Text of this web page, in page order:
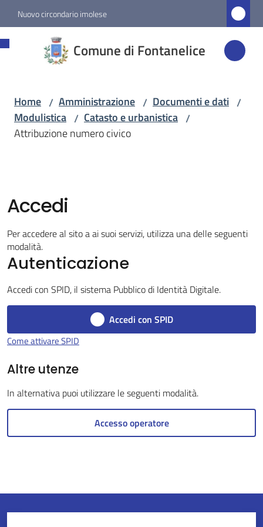
Vai al contenuto
Vai alla navigazione
Vai al footer
Nuovo circondario imolese
Comune di Fontanelice
Fontanelice
Amministrazione
Menu selezionato
Fontanelice
on-
line
gli
Home / Amministrazione / Documenti e dati /
Modulistica / Catasto e urbanistica /
Attribuzione numero civico
Accedi
Per accedere al sito a ai suoi servizi, utilizza una delle seguenti
modalità.
Autenticazione
Accedi con SPID, il sistema Pubblico di Identità Digitale.
Accedi con SPID
Come attivare SPID
Altre utenze
In alternativa puoi utilizzare le seguenti modalità.
Accesso operatore